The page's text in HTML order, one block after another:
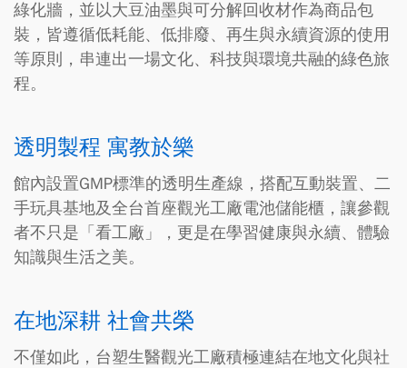
綠化牆，並以大豆油墨與可分解回收材作為商品包
裝，皆遵循低耗能、低排廢、再生與永續資源的使用
等原則，串連出一場文化、科技與環境共融的綠色旅
程。
透明製程 寓教於樂
館內設置GMP標準的透明生產線，搭配互動裝置、二
手玩具基地及全台首座觀光工廠電池儲能櫃，讓參觀
者不只是「看工廠」，更是在學習健康與永續、體驗
知識與生活之美。
在地深耕 社會共榮
不僅如此，台塑生醫觀光工廠積極連結在地文化與社